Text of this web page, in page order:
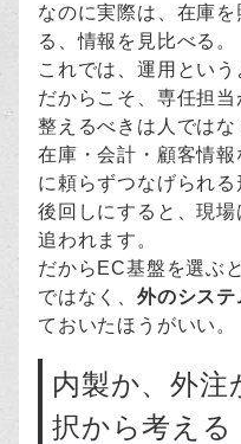
なのに実際は、在庫
る、情報を見比べる。
これでは、運用という
だからこそ、専任担
整えるべきは人ではな
在庫・会計・顧客情
に頼らずつなげられ
後回しにすると、現場
追われます。
だからEC基盤を選ぶ
ではなく、 外のシス
ておいたほうがいい。
内製か、外
択から考える